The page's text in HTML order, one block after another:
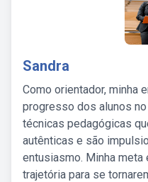
Sandra
Como orientador, minha
progresso dos alunos
técnicas pedagógicas
autênticas e são
entusiasmo. Minha
trajetória para se